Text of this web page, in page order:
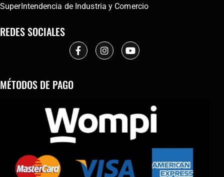
SuperIntendencia de Industria y Comercio
REDES SOCIALES
MÉTODOS DE PAGO